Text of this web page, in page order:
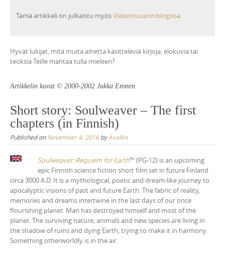
Tämä artikkeli on julkaistu myös Videomuseon blogissa.
Hyvät lukijat, mitä muita aihetta käsitteleviä kirjoja, elokuvia tai
teoksia Teille mahtaa tulla mieleen?
Artikkelin kuvat © 2000-2002 Jukka Eronen
Short story: Soulweaver – The first
chapters (in Finnish)
Published onNovember 4, 2016byAvalkis
Soulweaver: Requiem for Earth™ (PG-12) is an upcoming
epic Finnish science fiction short film set in future Finland
circa 3000 A.D. It is a mythological, poetic and dream-like journey to
apocalyptic visions of past and future Earth. The fabric of reality,
memories and dreams intertwine in the last days of our once
flourishing planet. Man has destroyed himself and most of the
planet. The surviving nature, animals and new species are living in
the shadow of ruins and dying Earth; trying to make it in harmony.
Something otherworldly is in the air.